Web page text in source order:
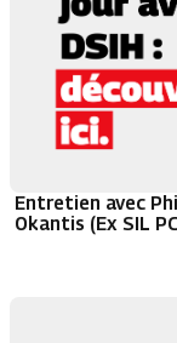
Entretien avec
Okantis (Ex SIL